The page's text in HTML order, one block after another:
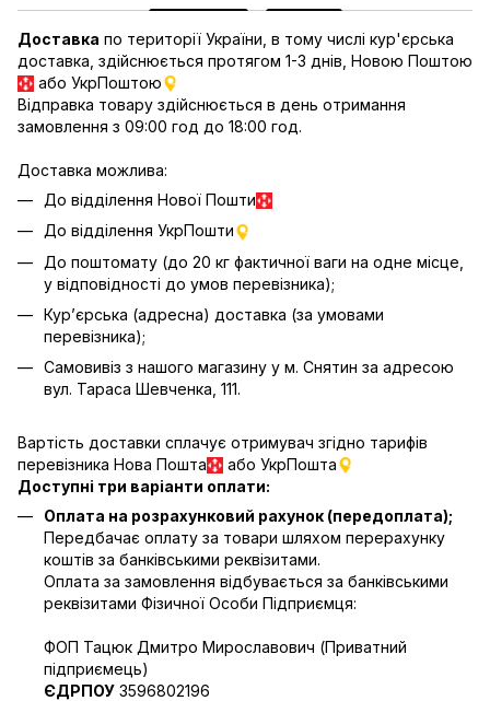
Доставка по території України, в тому числі кур'єрська
доставка, здійснюється протягом 1-3 днів, Новою Поштою
або УкрПоштою
Відправка товару здійснюється в день отримання
замовлення з 09:00 год до 18:00 год.
Доставка можлива:
До відділення Нової Пошти
До відділення УкрПошти
До поштомату (до 20 кг фактичної ваги на одне місце,
у відповідності до умов перевізника);
Кур’єрська (адресна) доставка (за умовами
перевізника);
Самовивіз з нашого магазину у м. Снятин за адресою
вул. Тараса Шевченка, 111.
Вартість доставки сплачує отримувач згідно тарифів
перевізника Нова Пошта
або УкрПошта
Доступні три варіанти оплати:
Оплата на розрахунковий рахунок (передоплата);
Передбачає оплату за товари шляхом перерахунку
коштів за банківськими реквізитами.
Оплата за замовлення відбувається за банківськими
реквізитами Фізичної Особи Підприємця:
ФОП Тацюк Дмитро Мирославович (Приватний
пiдприємець)
ЄДРПОУ 3596802196